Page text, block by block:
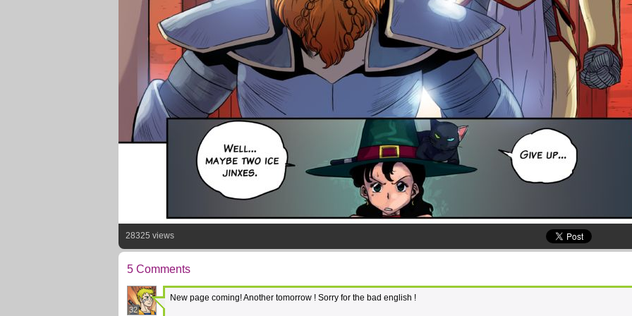
28325 views
5 Comments
32
New page coming! Another tomorrow ! Sorry for the bad english !